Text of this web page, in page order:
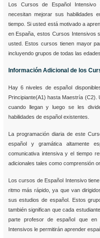
Los Cursos de Español Intensivo
necesitan mejorar sus habilidades
tiempo. Si usted está motivado a
en España, estos Cursos Intensivos
usted. Estos cursos tienen mayor
incluyendo grupos de todas las
Información Adicional de los
Hay 6 niveles de español
Principiante(A1) hasta Maestría (C2).
cuando llegan y luego se les
habilidades de español existentes.
La programación diaria de este
español y gramática altamente
comunicativa intensiva y el tiempo
adicionales tales como comprensión
Los cursos de Español Intensivo
ritmo más rápido, ya que van
sus estudios de español. Estos
también significan que cada
parte profesor de español que
Intensivos le permitirán aprender